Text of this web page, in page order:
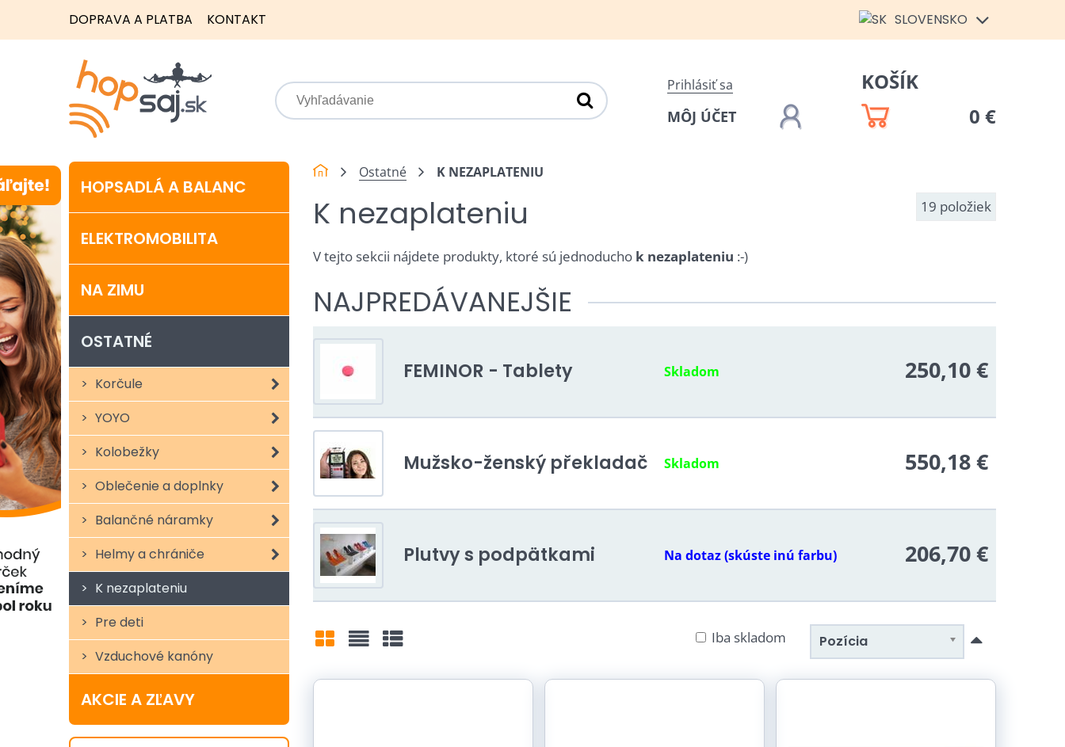
DOPRAVA A PLATBA KONTAKT SLOVENSKO
Prihlásiť sa
MÔJ ÚČET
KOŠÍK
0 €
HOPSADLÁ A BALANC
ELEKTROMOBILITA
NA ZIMU
OSTATNÉ
Korčule
YOYO
Kolobežky
Oblečenie a doplnky
Balančné náramky
Helmy a chrániče
K nezaplateniu
Pre deti
Vzduchové kanóny
AKCIE A ZĽAVY
Ostatné K NEZAPLATENIU
K nezaplateniu 19 položiek
V tejto sekcii nájdete produkty, ktoré sú jednoducho k nezaplateniu :-)
NAJPREDÁVANEJŠIE
FEMINOR - Tablety Skladom 250,10 €
Mužsko-ženský překladač Skladom 550,18 €
Plutvy s podpätkami Na dotaz (skúste inú farbu) 206,70 €
Pozícia
Iba skladom